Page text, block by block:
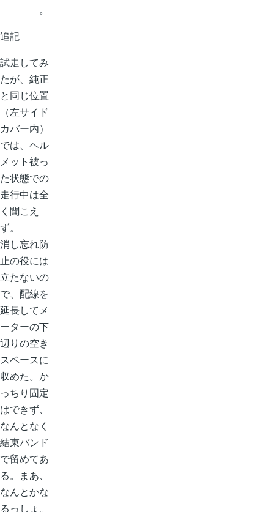
。
追記
試走してみ
たが、純正
と同じ位置
（左サイド
カバー内）
では、ヘル
メット被っ
た状態での
走行中は全
く聞こえ
ず。
消し忘れ防
止の役には
立たないの
で、配線を
延長してメ
ーターの下
辺りの空き
スペースに
収めた。か
っちり固定
はできず、
なんとなく
結束バンド
で留めてあ
る。まあ、
なんとかな
るっしょ。